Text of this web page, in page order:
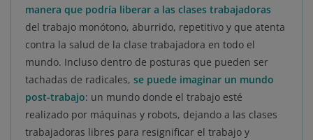
manera que podría liberar a las clases trabajadoras
del trabajo monótono, aburrido, repetitivo y que atenta
contra la salud de la clase trabajadora en todo el
mundo. Incluso dentro de posturas que pueden ser
tachadas de radicales, se puede imaginar un mundo
post-trabajo: un mundo donde el trabajo esté
realizado por máquinas y robots, dejando a las clases
trabajadoras libres para resignificar el trabajo y